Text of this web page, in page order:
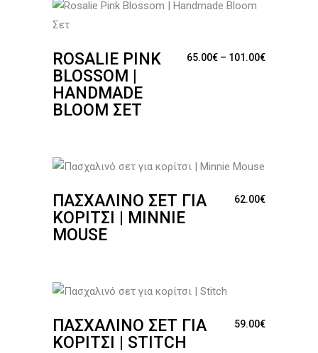
ROSALIE PINK
BLOSSOM |
HANDMADE
BLOOM ΣΕΤ
65.00€ – 101.00€Price
ΠΑΣΧΑΛΙΝΌ ΣΕΤ ΓΙΑ
ΚΟΡΊΤΣΙ | MINNIE
MOUSE
62.00€
ΠΑΣΧΑΛΙΝΌ ΣΕΤ ΓΙΑ
ΚΟΡΊΤΣΙ | STITCH
59.00€